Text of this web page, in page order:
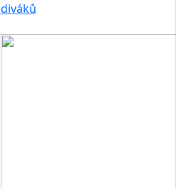
diváků